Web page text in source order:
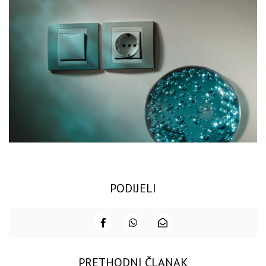
PODIJELI
PRETHODNI ČLANAK